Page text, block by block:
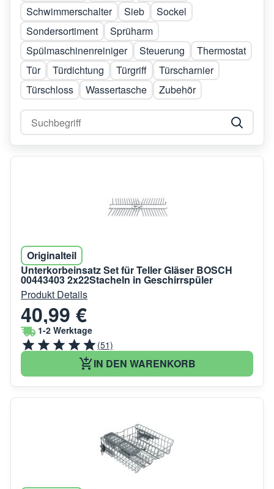
Schwimmerschalter
Sieb
Sockel
Sondersortiment
Sprüharm
Spülmaschinenreiniger
Steuerung
Thermostat
Tür
Türdichtung Türgriff
Türscharnier
Türschloss
Wassertasche Zubehör
Originalteil
Unterkorbeinsatz Set für Teller Gläser BOSCH
00443403 2x22Stacheln in Geschirrspüler
Produkt Details
40,99 €
1-2 Werktage
(51)
IN DEN WARENKORB